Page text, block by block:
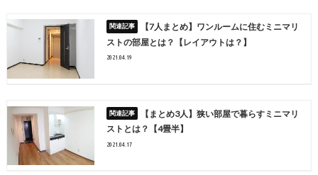
【7人まとめ】ワンルームに住むミニマリ
ストの部屋とは？【レイアウトは？】
2021.04.19
【まとめ3人】狭い部屋で暮らすミニマリ
ストとは？【4畳半】
2021.04.17